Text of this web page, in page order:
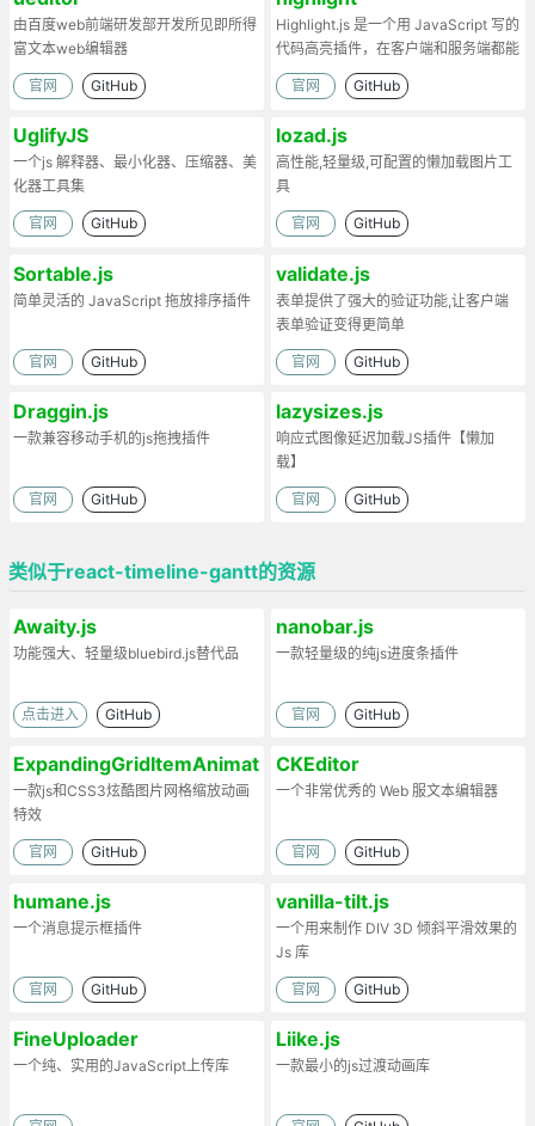
由百度web前端研发部开发所见即所得
富文本web编辑器
官网 GitHub
Highlight.js 是一个用 JavaScript 写的
代码高亮插件，在客户端和服务端都能
工作。
官网 GitHub
UglifyJS
一个js 解释器、最小化器、压缩器、美
化器工具集
官网 GitHub
lozad.js
高性能,轻量级,可配置的懒加载图片工
具
官网 GitHub
Sortable.js
简单灵活的 JavaScript 拖放排序插件
官网 GitHub
validate.js
表单提供了强大的验证功能,让客户端
表单验证变得更简单
官网 GitHub
Draggin.js
一款兼容移动手机的js拖拽插件
官网 GitHub
lazysizes.js
响应式图像延迟加载JS插件【懒加
载】
官网 GitHub
类似于react-timeline-gantt的资源
Awaity.js
功能强大、轻量级bluebird.js替代品
点击进入 GitHub
nanobar.js
一款轻量级的纯js进度条插件
官网 GitHub
ExpandingGridItemAnimation
一款js和CSS3炫酷图片网格缩放动画
特效
官网 GitHub
CKEditor
一个非常优秀的 Web 服文本编辑器
官网 GitHub
humane.js
一个消息提示框插件
官网 GitHub
vanilla-tilt.js
一个用来制作 DIV 3D 倾斜平滑效果的
Js 库
官网 GitHub
FineUploader
一个纯、实用的JavaScript上传库
Liike.js
一款最小的js过渡动画库